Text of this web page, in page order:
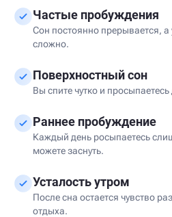
Частые пробуждения
Сон постоянно прерывается, а
сложно.
Поверхностный сон
Вы спите чутко и
Раннее пробуждение
Каждый день росыпаетесь
можете заснуть.
Усталость утром
После сна остается чувство
отдыха.